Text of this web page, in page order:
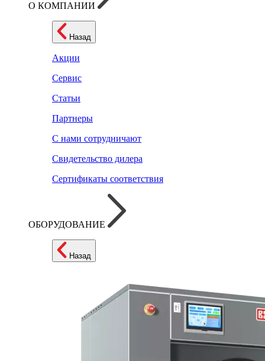
О КОМПАНИИ
Назад
Акции
Сервис
Статьи
Партнеры
С нами сотрудничают
Свидетельство дилера
Сертификаты соответствия
ОБОРУДОВАНИЕ
Назад